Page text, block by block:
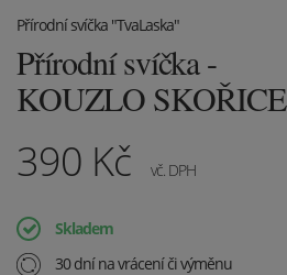
Přírodní svíčka "TvaLaska"
Přírodní svíčka -
KOUZLO SKOŘICE
390 Kč vč. DPH
Skladem
30 dní na vrácení či výměnu